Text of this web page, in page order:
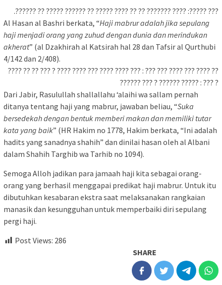
??? ?????: ???? ??????? ?? ?? ???? ????? ?? ?????? ????? ?? ??????.
Al Hasan al Bashri berkata, “Haji mabrur adalah jika sepulang
haji menjadi orang yang zuhud dengan dunia dan merindukan
akherat” (al Dzakhirah al Katsirah hal 28 dan Tafsir al Qurthubi
4/142 dan 2/408).
?? ???? ??? ???? ??? ??? : ??? ???? ???? ??? ???? ???? ? ??? ?? ?? ????
? ??? : ????? ?????? ? ??? ??????
Dari Jabir, Rasulullah shallallahu ‘alaihi wa sallam pernah
ditanya tentang haji yang mabrur, jawaban beliau, “Suka
bersedekah dengan bentuk memberi makan dan memiliki tutar
kata yang baik” (HR Hakim no 1778, Hakim berkata, “Ini adalah
hadits yang sanadnya shahih” dan dinilai hasan oleh al Albani
dalam Shahih Targhib wa Tarhib no 1094).
Semoga Alloh jadikan para jamaah haji kita sebagai orang-
orang yang berhasil menggapai predikat haji mabrur. Untuk itu
dibutuhkan kesabaran ekstra saat melaksanakan rangkaian
manasik dan kesungguhan untuk memperbaiki diri sepulang
pergi haji.
Post Views: 286
SHARE